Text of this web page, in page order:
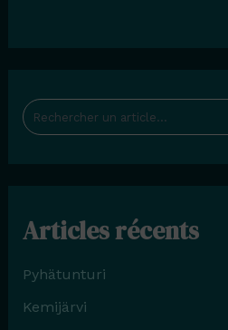
Rechercher
Articles récents
Pyhätunturi
Kemijärvi